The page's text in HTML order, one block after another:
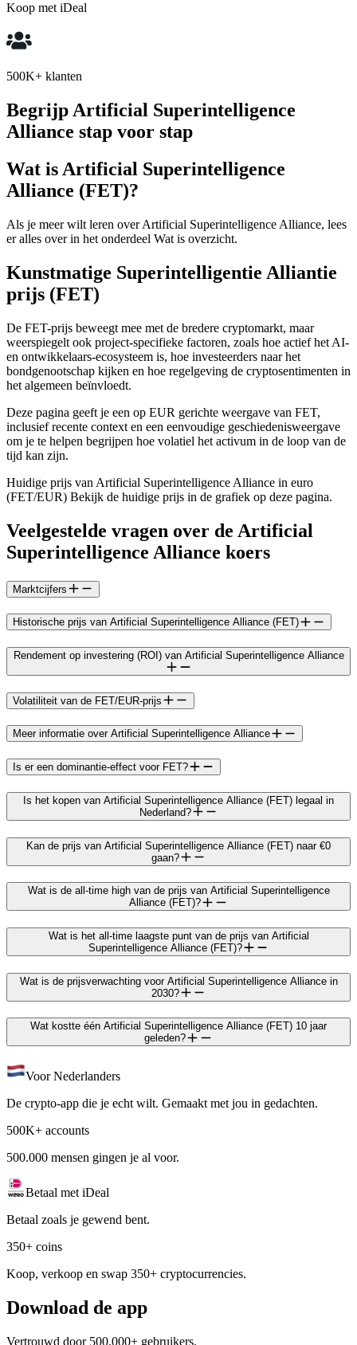
Koop met iDeal
500K+ klanten
Begrijp Artificial Superintelligence
Alliance stap voor stap
Wat is Artificial Superintelligence
Alliance (FET)?
Als je meer wilt leren over Artificial Superintelligence Alliance, lees
er alles over in het onderdeel Wat is overzicht.
Kunstmatige Superintelligentie Alliantie
prijs (FET)
De FET-prijs beweegt mee met de bredere cryptomarkt, maar
weerspiegelt ook project-specifieke factoren, zoals hoe actief het AI-
en ontwikkelaars-ecosysteem is, hoe investeerders naar het
bondgenootschap kijken en hoe regelgeving de cryptosentimenten in
het algemeen beïnvloedt.
Deze pagina geeft je een op EUR gerichte weergave van FET,
inclusief recente context en een eenvoudige geschiedenisweergave
om je te helpen begrijpen hoe volatiel het activum in de loop van de
tijd kan zijn.
Huidige prijs van Artificial Superintelligence Alliance in euro
(FET/EUR) Bekijk de huidige prijs in de grafiek op deze pagina.
Veelgestelde vragen over de Artificial
Superintelligence Alliance koers
Marktcijfers
Historische prijs van Artificial Superintelligence Alliance (FET)
Rendement op investering (ROI) van Artificial Superintelligence Alliance
Volatiliteit van de FET/EUR-prijs
Meer informatie over Artificial Superintelligence Alliance
Is er een dominantie-effect voor FET?
Is het kopen van Artificial Superintelligence Alliance (FET) legaal in
Nederland?
Kan de prijs van Artificial Superintelligence Alliance (FET) naar €0
gaan?
Wat is de all-time high van de prijs van Artificial Superintelligence
Alliance (FET)?
Wat is het all-time laagste punt van de prijs van Artificial
Superintelligence Alliance (FET)?
Wat is de prijsverwachting voor Artificial Superintelligence Alliance in
2030?
Wat kostte één Artificial Superintelligence Alliance (FET) 10 jaar
geleden?
Voor Nederlanders
De crypto-app die je echt wilt. Gemaakt met jou in gedachten.
500K+ accounts
500.000 mensen gingen je al voor.
Betaal met iDeal
Betaal zoals je gewend bent.
350+ coins
Koop, verkoop en swap 350+ cryptocurrencies.
Download de app
Vertrouwd door 500.000+ gebruikers.